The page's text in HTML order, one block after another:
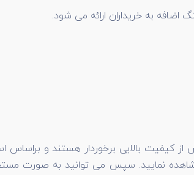
به خریداران ارائه می شود.
کیفیت بالایی برخوردار هستند و براساس
نمایید. سپس می توانید به صورت مستقیم